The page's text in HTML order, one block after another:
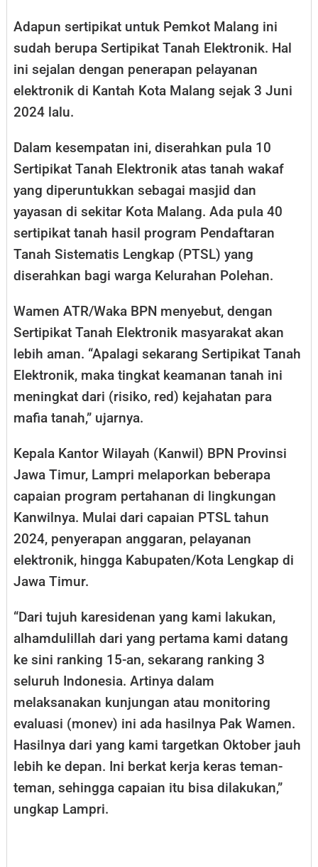
Adapun sertipikat untuk Pemkot Malang ini
sudah berupa Sertipikat Tanah Elektronik. Hal
ini sejalan dengan penerapan pelayanan
elektronik di Kantah Kota Malang sejak 3 Juni
2024 lalu.
Dalam kesempatan ini, diserahkan pula 10
Sertipikat Tanah Elektronik atas tanah wakaf
yang diperuntukkan sebagai masjid dan
yayasan di sekitar Kota Malang. Ada pula 40
sertipikat tanah hasil program Pendaftaran
Tanah Sistematis Lengkap (PTSL) yang
diserahkan bagi warga Kelurahan Polehan.
Wamen ATR/Waka BPN menyebut, dengan
Sertipikat Tanah Elektronik masyarakat akan
lebih aman. “Apalagi sekarang Sertipikat Tanah
Elektronik, maka tingkat keamanan tanah ini
meningkat dari (risiko, red) kejahatan para
mafia tanah,” ujarnya.
Kepala Kantor Wilayah (Kanwil) BPN Provinsi
Jawa Timur, Lampri melaporkan beberapa
capaian program pertahanan di lingkungan
Kanwilnya. Mulai dari capaian PTSL tahun
2024, penyerapan anggaran, pelayanan
elektronik, hingga Kabupaten/Kota Lengkap di
Jawa Timur.
“Dari tujuh karesidenan yang kami lakukan,
alhamdulillah dari yang pertama kami datang
ke sini ranking 15-an, sekarang ranking 3
seluruh Indonesia. Artinya dalam
melaksanakan kunjungan atau monitoring
evaluasi (monev) ini ada hasilnya Pak Wamen.
Hasilnya dari yang kami targetkan Oktober jauh
lebih ke depan. Ini berkat kerja keras teman-
teman, sehingga capaian itu bisa dilakukan,”
ungkap Lampri.